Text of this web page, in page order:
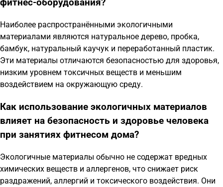
фитнес-оборудования?
Наиболее распространёнными экологичными
материалами являются натуральное дерево, пробка,
бамбук, натуральный каучук и переработанный пластик.
Эти материалы отличаются безопасностью для здоровья,
низким уровнем токсичных веществ и меньшим
воздействием на окружающую среду.
Как использование экологичных материалов
влияет на безопасность и здоровье человека
при занятиях фитнесом дома?
Экологичные материалы обычно не содержат вредных
химических веществ и аллергенов, что снижает риск
раздражений, аллергий и токсического воздействия. Они